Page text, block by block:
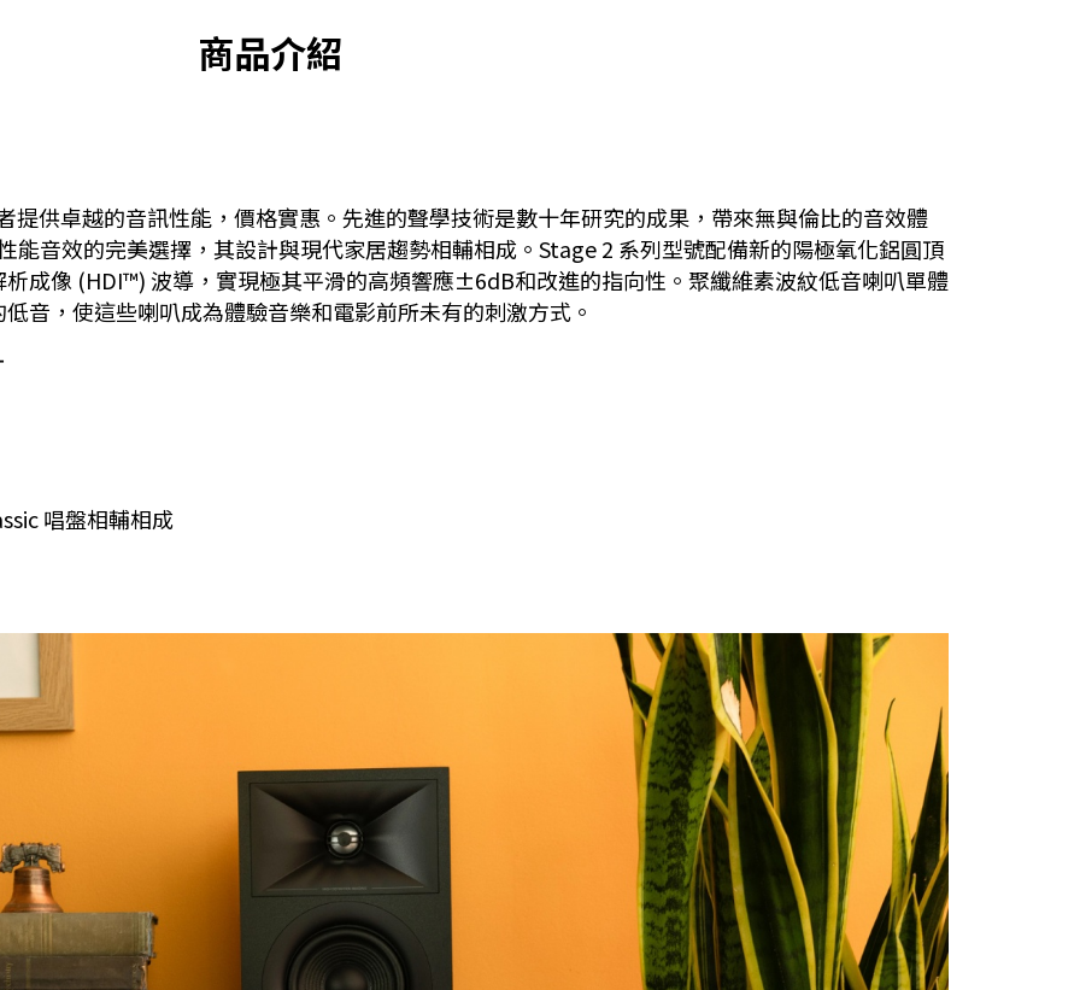
商品介紹
提供卓越的音訊性能，價格實惠。先進的聲學技術是數十年研究的成果，帶來無與倫比的音效體
能音效的完美選擇，其設計與現代家居趨勢相輔相成。Stage 2 系列型號配備新的陽極氧化鋁圓頂
成像 (HDI™) 波導，實現極其平滑的高頻響應±6dB和改進的指向性。聚纖維素波紋低音喇叭單體
音，使這些喇叭成為體驗音樂和電影前所未有的刺激方式。
唱盤相輔相成